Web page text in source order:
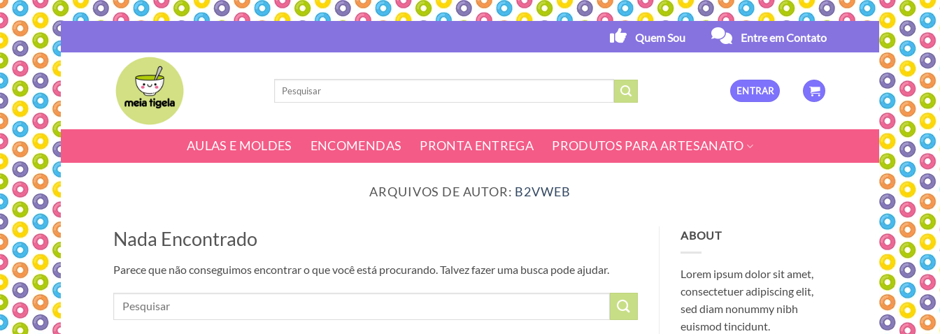
Skip
to
content
Quem Sou Entre em Contato
Pesquisar
ENTRAR
AULAS E MOLDES ENCOMENDAS PRONTA ENTREGA PRODUTOS PARA ARTESANATO
ARQUIVOS DE AUTOR: B2VWEB
Nada Encontrado
Parece que não conseguimos encontrar o que você está procurando. Talvez fazer uma busca pode ajudar.
ABOUT
Lorem ipsum dolor sit amet,
consectetuer adipiscing elit,
sed diam nonummy nibh
euismod tincidunt.